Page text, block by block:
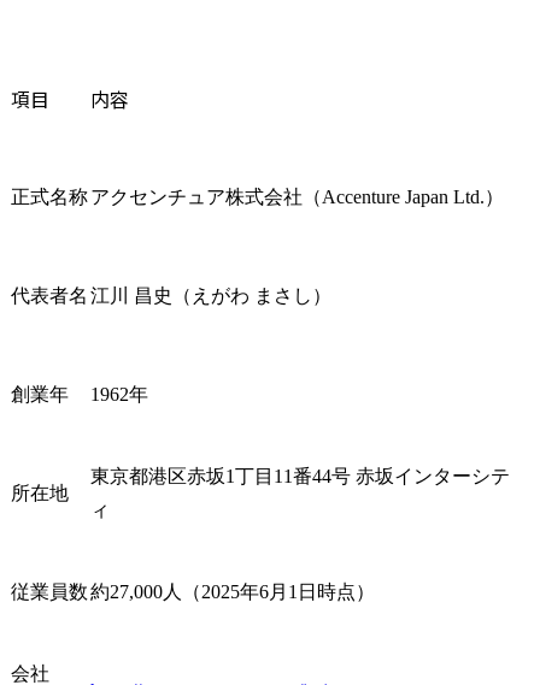
項目 内容
正式名称アクセンチュア株式会社（Accenture Japan Ltd.）
代表者名 江川 昌史（えがわ まさし）
創業年 1962年
所在地
東京都港区赤坂1丁目11番44号 赤坂インターシテ
ィ
従業員数約27,000人（2025年6月1日時点）
会社